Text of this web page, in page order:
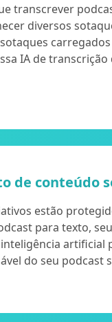
transcrever
diversos
IA de
de conteúdo
estão
para texto,
artificial
do seu podcast